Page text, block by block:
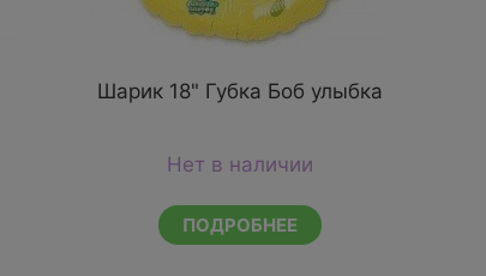
Шарик 18" Губка Боб улыбка
Нет в наличии
ПОДРОБНЕЕ